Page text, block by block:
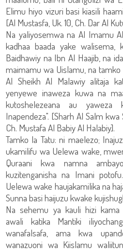
Elimu hiyo vizuri basi kiasili
[Al Mustasfa, Uk. 10, Ch. Dar Al
Na yaliyosemwa na Al Imamu
kadhaa baada yake walisema,
Baidhawiy na Ibn Al Haajib, na
maimamu wa Uislamu, na tamko
Al Sheikh Al Malawiy alitaja
yenyewe inaweza kuwa na
kutoshelezeana au
Inapendeza". [Sharh Al Salm
Ch. Mustafa Al Babiy Al Halabiy].
Tamko la Tatu: ni maelezo;
ukamilifu wa Uelewa wake,
Quraani kwa namna
kuzitenganisha na Imani
Uelewa wake haujakamilika na
Sunna basi haijuzu kwake
Na sehemu ya kauli hizi kama
awali katika Mantiki
wanafalsafa, ama kwa
wanazuoni wa Kiislamu